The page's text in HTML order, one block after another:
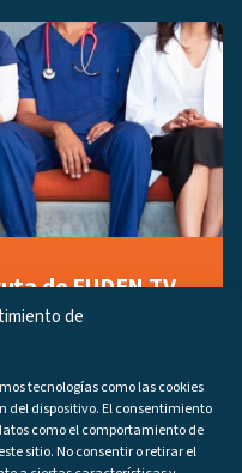
de
tecnologías como las cookies
dispositivo. El consentimiento
como el comportamiento de
sitio. No consentir o retirar el
de FUDEN TV
y marca tus videos